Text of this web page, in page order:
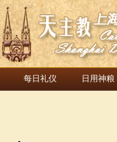
每日礼仪 日用神粮